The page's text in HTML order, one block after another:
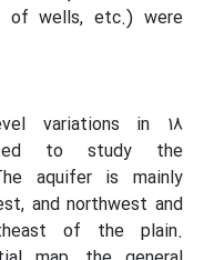
of wells, etc.) were
variations in 18
to study the
aquifer is mainly
and northwest and
of the plain.